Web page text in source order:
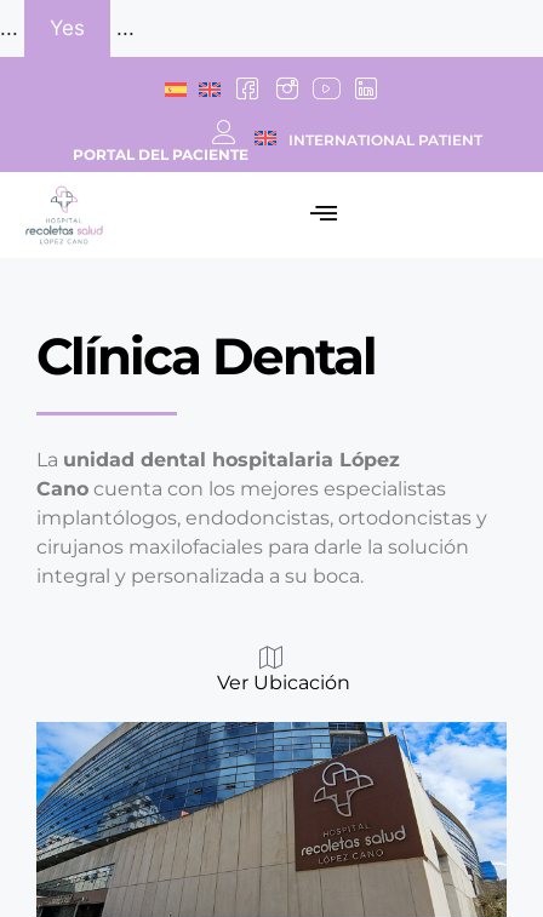
... Yes ...
PORTAL DEL PACIENTE
INTERNATIONAL PATIENT
Clínica Dental
La unidad dental hospitalaria López
Cano cuenta con los mejores especialistas
implantólogos, endodoncistas, ortodoncistas y
cirujanos maxilofaciales para darle la solución
integral y personalizada a su boca.
Ver Ubicación